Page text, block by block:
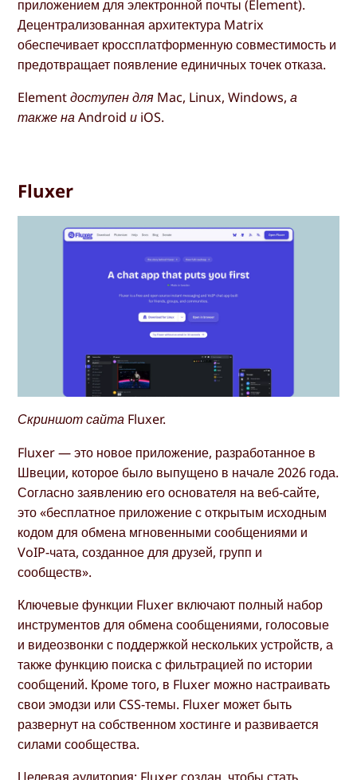
приложением для электронной почты (Element).
Децентрализованная архитектура Matrix
обеспечивает кроссплатформенную совместимость и
предотвращает появление единичных точек отказа.
Element доступен для Mac, Linux, Windows, а
также на Android и iOS.
Fluxer
Скриншот сайта Fluxer.
Fluxer — это новое приложение, разработанное в
Швеции, которое было выпущено в начале 2026 года.
Согласно заявлению его основателя на веб-сайте,
это «бесплатное приложение с открытым исходным
кодом для обмена мгновенными сообщениями и
VoIP-чата, созданное для друзей, групп и
сообществ».
Ключевые функции Fluxer включают полный набор
инструментов для обмена сообщениями, голосовые
и видеозвонки с поддержкой нескольких устройств, а
также функцию поиска с фильтрацией по истории
сообщений. Кроме того, в Fluxer можно настраивать
свои эмодзи или CSS-темы. Fluxer может быть
развернут на собственном хостинге и развивается
силами сообщества.